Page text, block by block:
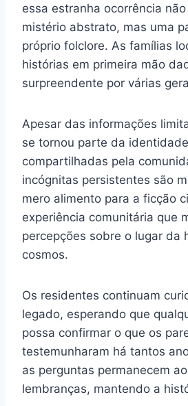
essa estranha ocorrência
mistério abstrato, mas uma
próprio folclore. As famílias
histórias em primeira mão
surpreendente por várias
Apesar das informações
se tornou parte da
compartilhadas pela
incógnitas persistentes são
mero alimento para a ficção
experiência comunitária que
percepções sobre o lugar da
cosmos.
Os residentes continuam
legado, esperando que
possa confirmar o que os
testemunharam há tantos
as perguntas permanecem
lembranças, mantendo a